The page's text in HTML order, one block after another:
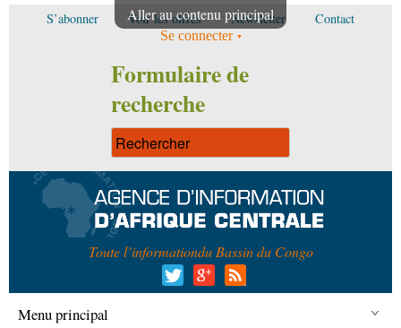
Aller au contenu principal
S’abonner Voir les offres Newsletter Contact
Se connecter
Formulaire de
recherche
Toute l’informationdu Bassin du Congo
Menu principal